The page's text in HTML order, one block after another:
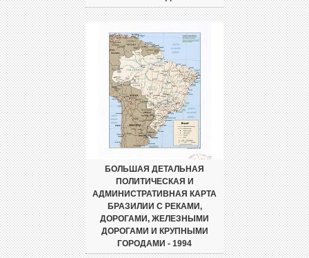
БОЛЬШАЯ ДЕТАЛЬНАЯ
ПОЛИТИЧЕСКАЯ И
АДМИНИСТРАТИВНАЯ КАРТА
БРАЗИЛИИ С РЕКАМИ,
ДОРОГАМИ, ЖЕЛЕЗНЫМИ
ДОРОГАМИ И КРУПНЫМИ
ГОРОДАМИ - 1994